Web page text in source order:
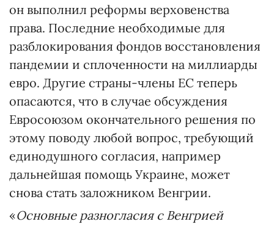
он выполнил реформы верховенства
права. Последние необходимые для
разблокирования фондов восстановления
пандемии и сплоченности на миллиарды
евро. Другие страны-члены ЕС теперь
опасаются, что в случае обсуждения
Евросоюзом окончательного решения по
этому поводу любой вопрос, требующий
единодушного согласия, например
дальнейшая помощь Украине, может
снова стать заложником Венгрии.
«Основные разногласия с Венгрией